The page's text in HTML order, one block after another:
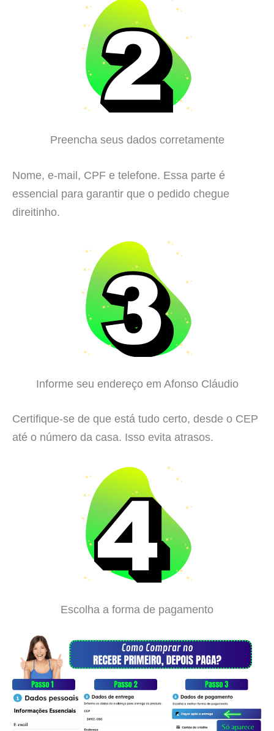
Preencha seus dados corretamente
Nome, e-mail, CPF e telefone. Essa parte é
essencial para garantir que o pedido chegue
direitinho.
Informe seu endereço em Afonso Cláudio
Certifique-se de que está tudo certo, desde o CEP
até o número da casa. Isso evita atrasos.
Escolha a forma de pagamento